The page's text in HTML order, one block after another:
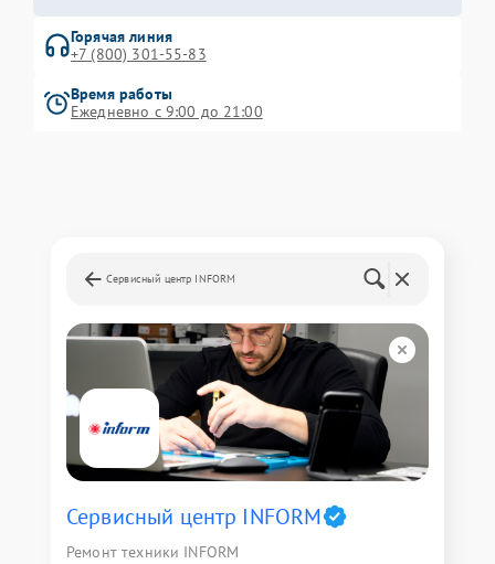
Горячая линия
+7 (800) 301-55-83
Время работы
Ежедневно с 9:00 до 21:00
Сервисный центр INFORM
Сервисный центр INFORM
Ремонт техники INFORM